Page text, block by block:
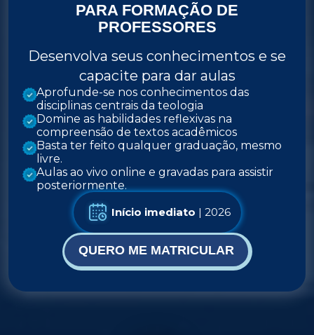
PARA FORMAÇÃO DE
PROFESSORES
Desenvolva seus conhecimentos e se
capacite para dar aulas
Aprofunde-se nos conhecimentos das
disciplinas centrais da teologia
Domine as habilidades reflexivas na
compreensão de textos acadêmicos
Basta ter feito qualquer graduação, mesmo
livre.
Aulas ao vivo online e gravadas para assistir
posteriormente.
Início imediato | 2026
QUERO ME MATRICULAR